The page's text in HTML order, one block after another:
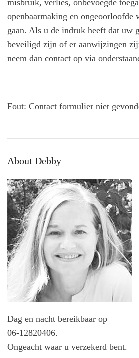
misbruik, verlies, onbevoegde
openbaarmaking en ongeoorloofde
gaan. Als u de indruk heeft dat uw
beveiligd zijn of er aanwijzingen
neem dan contact op via
Fout: Contact formulier niet
About Debby
Dag en nacht bereikbaar op
06-12820406.
Ongeacht waar u verzekerd bent.